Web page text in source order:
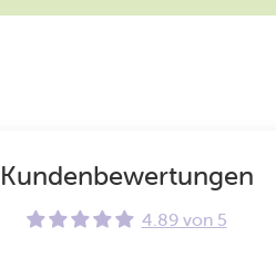
Kundenbewertungen
4.89 von 5